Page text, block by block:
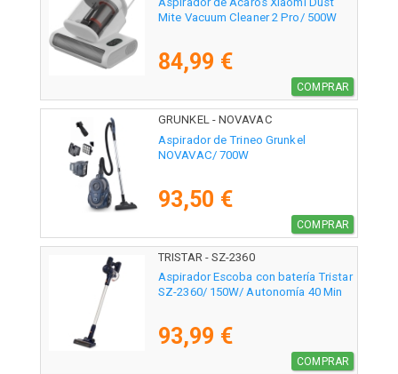
Mite Vacuum Cleaner 2 Pro/ 500W
84,99 €
COMPRAR
GRUNKEL - NOVAVAC
Aspirador de Trineo Grunkel
NOVAVAC/ 700W
93,50 €
COMPRAR
TRISTAR - SZ-2360
Aspirador Escoba con batería Tristar
SZ-2360/ 150W/ Autonomía 40 Min
93,99 €
COMPRAR